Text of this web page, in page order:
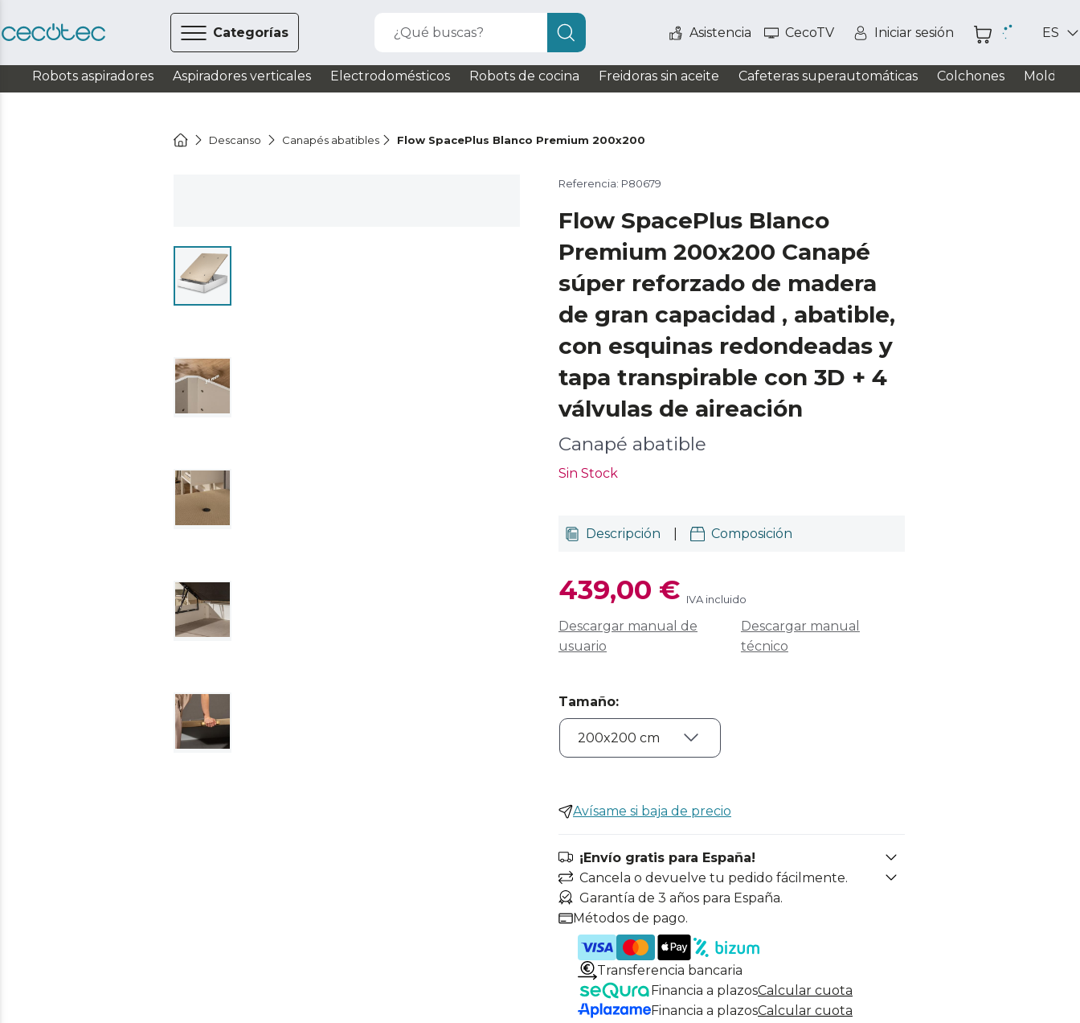
Categorías ¿Qué buscas? Asistencia CecoTV Iniciar sesión ES
Robots aspiradores Aspiradores verticales Electrodomésticos Robots de cocina Freidoras sin aceite Cafeteras superautomáticas Colchones
Descanso Canapés abatibles Flow SpacePlus Blanco Premium 200x200
Referencia: P80679
Flow SpacePlus Blanco
Premium 200x200 Canapé
súper reforzado de madera
de gran capacidad , abatible,
con esquinas redondeadas y
tapa transpirable con 3D + 4
válvulas de aireación
Canapé abatible
Sin Stock
Descripción Composición
439,00 € IVA incluido
Descargar manual de
usuario
Descargar manual
técnico
Tamaño:
Avísame si baja de precio
¡Envío gratis para España!
Cancela o devuelve tu pedido fácilmente.
Garantía de 3 años para España.
Métodos de pago.
Transferencia bancaria
Financia a plazosCalcular cuota
Financia a plazosCalcular cuota